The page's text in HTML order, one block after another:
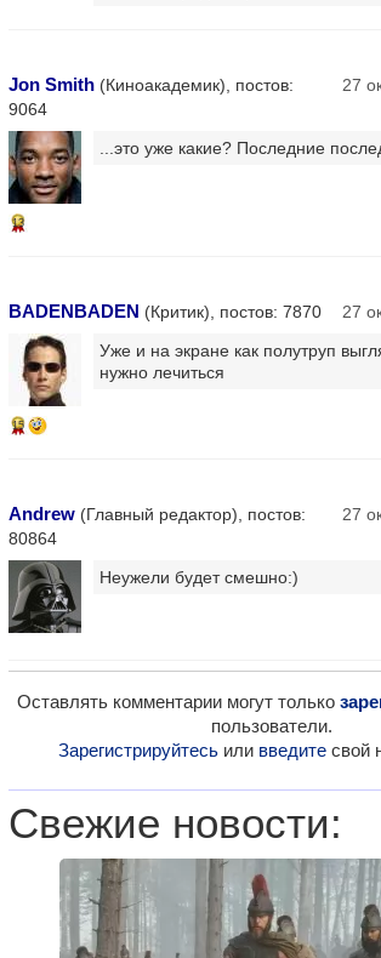
Jon Smith (Киноакадемик), постов:
9064
27
13
...это уже какие? Последние
BADENBADEN (Критик), постов: 7870 27
15
Уже и на экране как полутруп
нужно лечиться
Andrew (Главный редактор), постов:
80864
27
Неужели будет смешно:)
Оставлять комментарии могут только
пользователи.
Зарегистрируйтесьили введитесвой
Свежие новости: